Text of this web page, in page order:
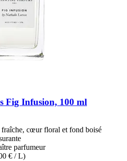
Fig Infusion, 100 ml
fraîche, cœur floral et fond boisé
parfumeur
€ / L)